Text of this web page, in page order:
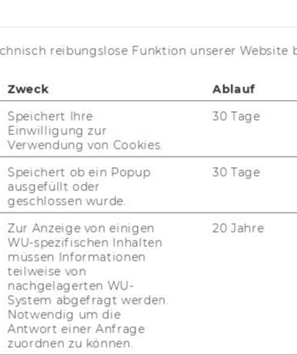
(Wo­chen­tags von 14 bis
Mal der WUn­der­
WU: stim­mungs­voll, warm
duf­ten­den Kek­sen und klei­nen
reibungslose Funktion unserer Website
Zweck Ablauf
Speichert Ihre
Einwilligung zur
Verwendung von Cookies.
30 Tage
Speichert ob ein Popup
ausgefüllt oder
geschlossen wurde.
30 Tage
Zur Anzeige von einigen
WU-spezifischen Inhalten
müssen Informationen
teilweise von
nachgelagerten WU-
System abgefragt werden.
Notwendig um die
Antwort einer Anfrage
zuordnen zu können.
20 Jahre